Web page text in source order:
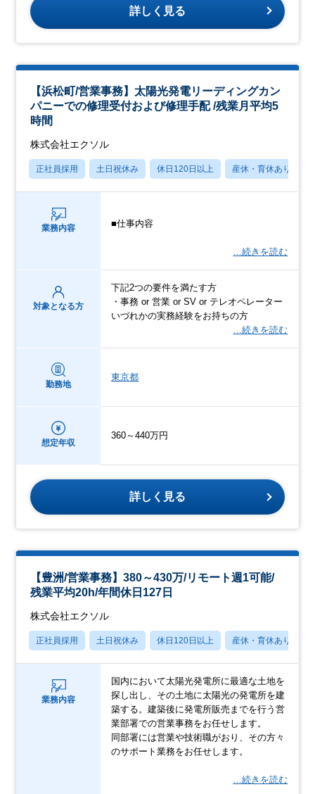
詳しく見る
【浜松町/営業事務】太陽光発電リーディングカン
パニーでの修理受付および修理手配 /残業月平均5
時間
株式会社エクソル
正社員採用 土日祝休み 休日120日以上 産休・育休あり
業務内容 ■仕事内容
…続きを読む
対象となる方
下記2つの要件を満たす方
・事務 or 営業 or SV or テレオペレーター
いづれかの実務経験をお持ちの方
…続きを読む
勤務地
東京都
想定年収
360～440万円
詳しく見る
【豊洲/営業事務】380～430万/リモート週1可能/
残業平均20h/年間休日127日
株式会社エクソル
正社員採用 土日祝休み 休日120日以上 産休・育休あり
業務内容
国内において太陽光発電所に最適な土地を
探し出し、その土地に太陽光の発電所を建
築する。建築後に発電所販売までを行う営
業部署での営業事務をお任せします。
同部署には営業や技術職がおり、その方々
のサポート業務をお任せします。
…続きを読む